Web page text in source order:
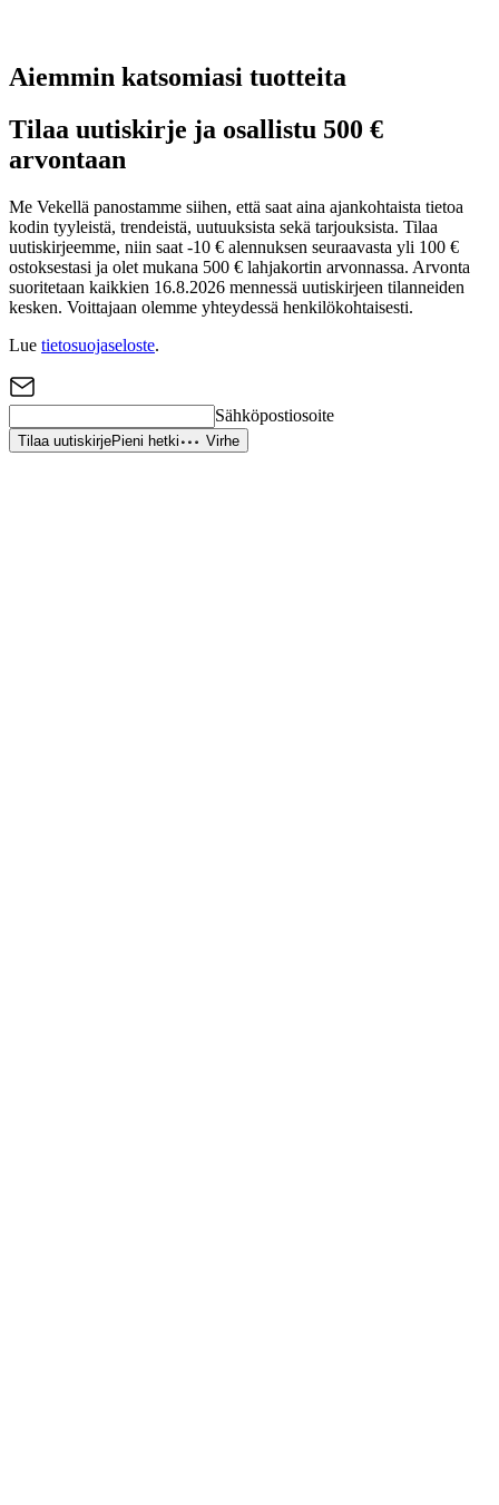
Aiemmin katsomiasi tuotteita
Tilaa uutiskirje ja osallistu 500 €
arvontaan
Me Vekellä panostamme siihen, että saat aina ajankohtaista tietoa
kodin tyyleistä, trendeistä, uutuuksista sekä tarjouksista. Tilaa
uutiskirjeemme, niin saat -10 € alennuksen seuraavasta yli 100 €
ostoksestasi ja olet mukana 500 € lahjakortin arvonnassa. Arvonta
suoritetaan kaikkien 16.8.2026 mennessä uutiskirjeen tilanneiden
kesken. Voittajaan olemme yhteydessä henkilökohtaisesti.
Lue tietosuojaseloste.
Sähköpostiosoite
Tilaa uutiskirjePieni hetki Virhe